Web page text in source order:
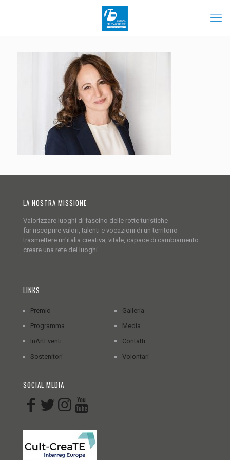
LA NOSTRA MISSIONE
Valorizzare luoghi di fascino delle rotte turistiche
far riscoprire valori, talenti e vocazioni di un territorio
trasmettere un'italia creativa, vitale, capace di cambiamento
creare una rete dei luoghi.
LINKS
Premio
Programma
InArtEventi
Sostenitori
Galleria
Media
Contatti
Volontari
SOCIAL MEDIA